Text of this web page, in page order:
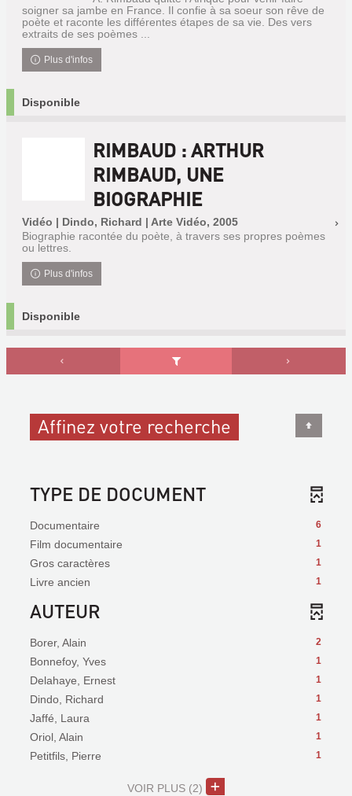
soigner sa jambe en France. Il confie à sa soeur son rêve de
poète et raconte les différentes étapes de sa vie. Des vers
extraits de ses poèmes ...
Plus d'infos
Disponible
RIMBAUD : ARTHUR
RIMBAUD, UNE
BIOGRAPHIE
Vidéo | Dindo, Richard | Arte Vidéo, 2005
Biographie racontée du poète, à travers ses propres poèmes
ou lettres.
Plus d'infos
Disponible
Affinez votre recherche
TYPE DE DOCUMENT
6
Documentaire
1
Film documentaire
1
Gros caractères
1
Livre ancien
AUTEUR
2
Borer, Alain
1
Bonnefoy, Yves
1
Delahaye, Ernest
1
Dindo, Richard
1
Jaffé, Laura
1
Oriol, Alain
1
Petitfils, Pierre
VOIR PLUS (2)